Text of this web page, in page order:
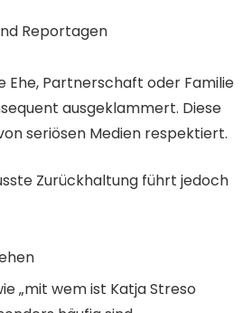
Reportagen
Ehe, Partnerschaft oder Familie
ausgeklammert. Diese
seriösen Medien respektiert.
Zurückhaltung führt jedoch
„mit wem ist Katja Streso